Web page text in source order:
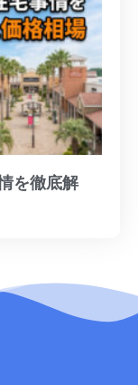
を徹底解